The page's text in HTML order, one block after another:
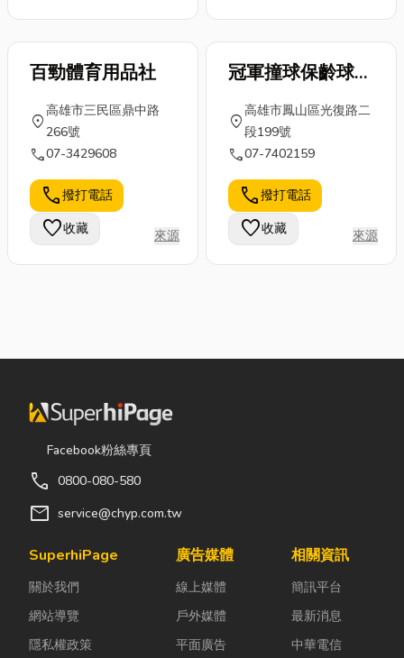
戶至上的精神
百勁體育用品社
location_on
高雄市三民區鼎中路
266號
call07-3429608
call撥打電話
favorite收藏 來源
冠軍撞球保齡球用
location_on
高雄市鳳山區光復路二
段199號
call07-7402159
call撥打電話
favorite收藏 來源
Facebook粉絲專頁
call 0800-080-580
mail service@chyp.com.tw
SuperhiPage
關於我們
網站導覽
隱私權政策
廣告媒體
線上媒體
戶外媒體
平面廣告
相關資訊
簡訊平台
最新消息
中華電信